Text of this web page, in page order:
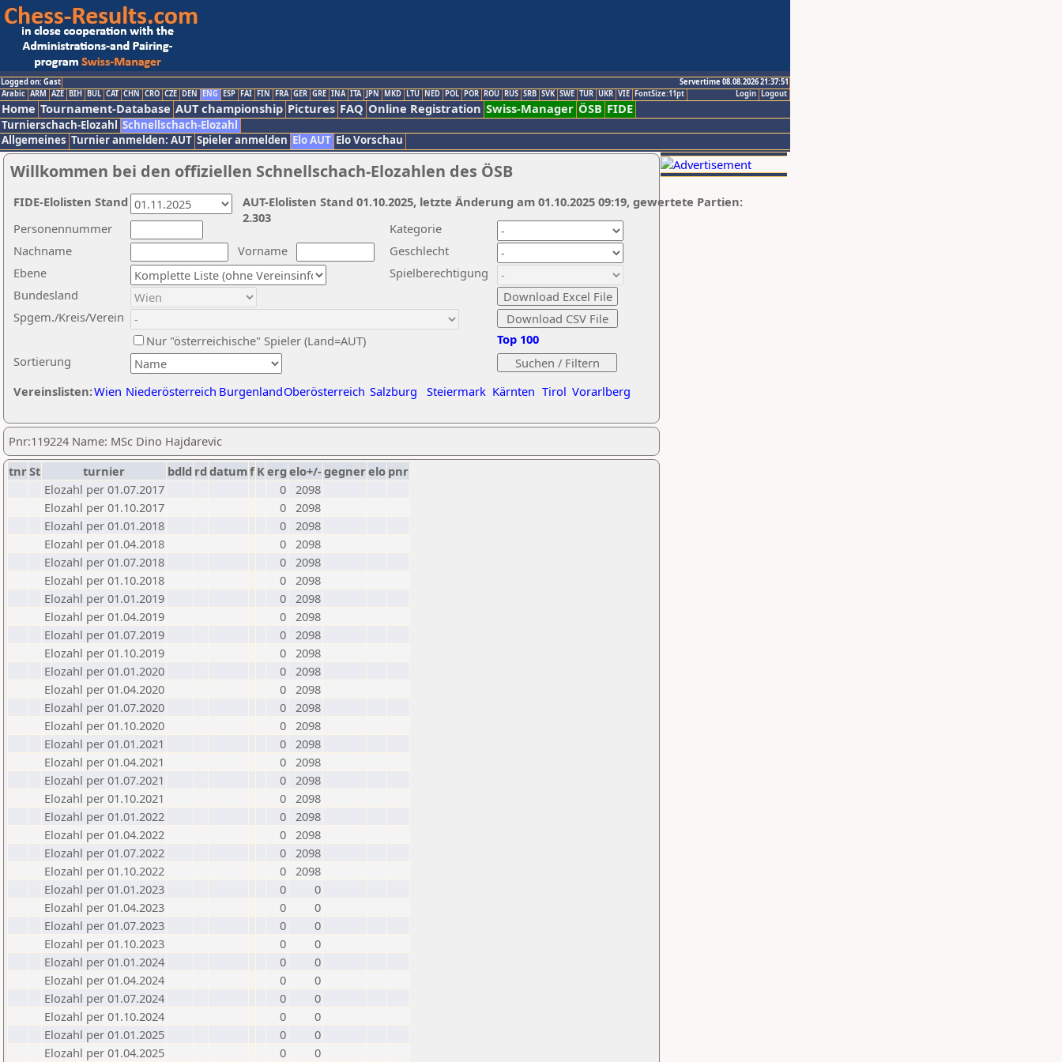
Logged on: Gast
Servertime 08.08.2026 21:37:51
Logout
Login
Arabic ARM AZE BIH BUL CAT CHN CRO CZE DEN ENG ESP FAI FIN FRA GER GRE INA ITA JPN MKD LTU NED POL POR ROU RUS SRB SVK SWE TUR UKR VIE FontSize:11pt
Home Tournament-Database AUT championship Pictures FAQ Online Registration Swiss-Manager ÖSB FIDE
Turnierschach-Elozahl Schnellschach-Elozahl
Allgemeines Turnier anmelden: AUT Spieler anmelden Elo AUT Elo Vorschau
Willkommen bei den offiziellen Schnellschach-Elozahlen des ÖSB
Nachname
Vorname
Ebene
Kategorie
Sortierung
Personennummer
Bundesland
Spgem./Kreis/Verein
Geschlecht
Nur "österreichische" Spieler (Land=AUT)
Spielberechtigung
Vereinslisten:Wien Niederösterreich BurgenlandOberösterreich Salzburg Steiermark Kärnten Tirol Vorarlberg
Top 100
AUT-Elolisten Stand 01.10.2025, letzte Änderung am 01.10.2025 09:19, gewertete Partien:
2.303
FIDE-Elolisten Stand
Pnr:119224 Name: MSc Dino Hajdarevic
tnrSt turnier bdld rd datumf Kerg elo+/-gegnerelo pnr
Elozahl per 01.07.2017
0 2098
Elozahl per 01.10.2017
0 2098
Elozahl per 01.01.2018
0 2098
Elozahl per 01.04.2018
0 2098
Elozahl per 01.07.2018
0 2098
Elozahl per 01.10.2018
0 2098
Elozahl per 01.01.2019
0 2098
Elozahl per 01.04.2019
0 2098
Elozahl per 01.07.2019
0 2098
Elozahl per 01.10.2019
0 2098
Elozahl per 01.01.2020
0 2098
Elozahl per 01.04.2020
0 2098
Elozahl per 01.07.2020
0 2098
Elozahl per 01.10.2020
0 2098
Elozahl per 01.01.2021
0 2098
Elozahl per 01.04.2021
0 2098
Elozahl per 01.07.2021
0 2098
Elozahl per 01.10.2021
0 2098
Elozahl per 01.01.2022
0 2098
Elozahl per 01.04.2022
0 2098
Elozahl per 01.07.2022
0 2098
Elozahl per 01.10.2022
0 2098
Elozahl per 01.01.2023
0
0
Elozahl per 01.04.2023
0
0
Elozahl per 01.07.2023
0
0
Elozahl per 01.10.2023
0
0
Elozahl per 01.01.2024
0
0
Elozahl per 01.04.2024
0
0
Elozahl per 01.07.2024
0
0
Elozahl per 01.10.2024
0
0
Elozahl per 01.01.2025
0
0
Elozahl per 01.04.2025
0 0